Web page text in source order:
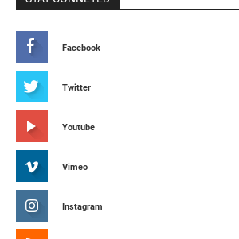
Facebook
Twitter
Youtube
Vimeo
Instagram